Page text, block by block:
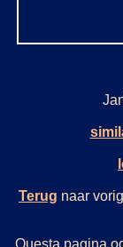
Terug naar